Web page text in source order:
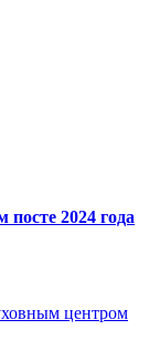
2024 года